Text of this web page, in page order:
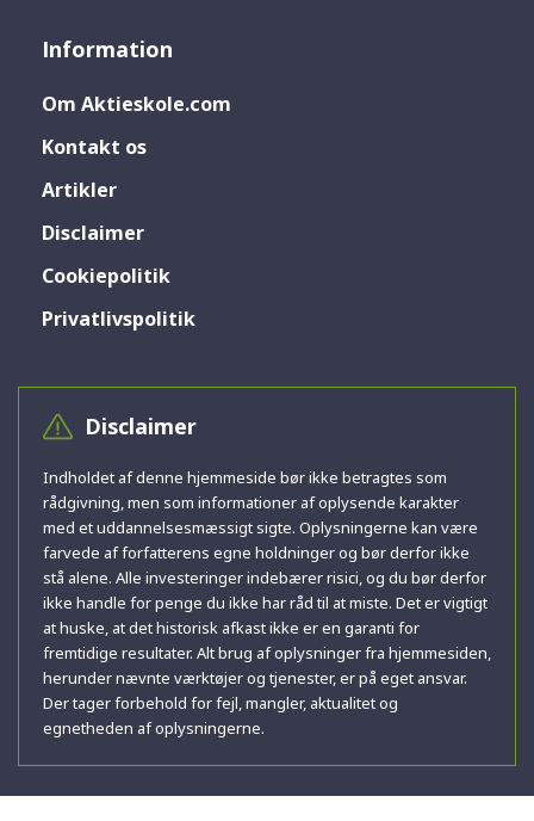
Information
Om Aktieskole.com
Kontakt os
Artikler
Disclaimer
Cookiepolitik
Privatlivspolitik
Disclaimer
Indholdet af denne hjemmeside bør ikke betragtes som
rådgivning, men som informationer af oplysende karakter
med et uddannelsesmæssigt sigte. Oplysningerne kan være
farvede af forfatterens egne holdninger og bør derfor ikke
stå alene. Alle investeringer indebærer risici, og du bør derfor
ikke handle for penge du ikke har råd til at miste. Det er vigtigt
at huske, at det historisk afkast ikke er en garanti for
fremtidige resultater. Alt brug af oplysninger fra hjemmesiden,
herunder nævnte værktøjer og tjenester, er på eget ansvar.
Der tager forbehold for fejl, mangler, aktualitet og
egnetheden af oplysningerne.